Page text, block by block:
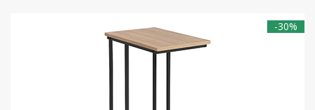
-30%